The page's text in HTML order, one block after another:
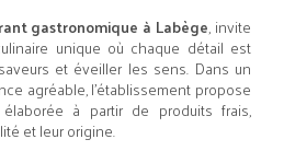
gastronomique à Labège, invite
unique où chaque détail est
et éveiller les sens. Dans un
agréable, l’établissement propose
à partir de produits frais,
et leur origine.